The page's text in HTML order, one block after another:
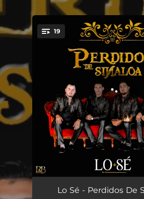
You're all set!
19
Nomas Este Rey
Lo Sé - Perdidos De